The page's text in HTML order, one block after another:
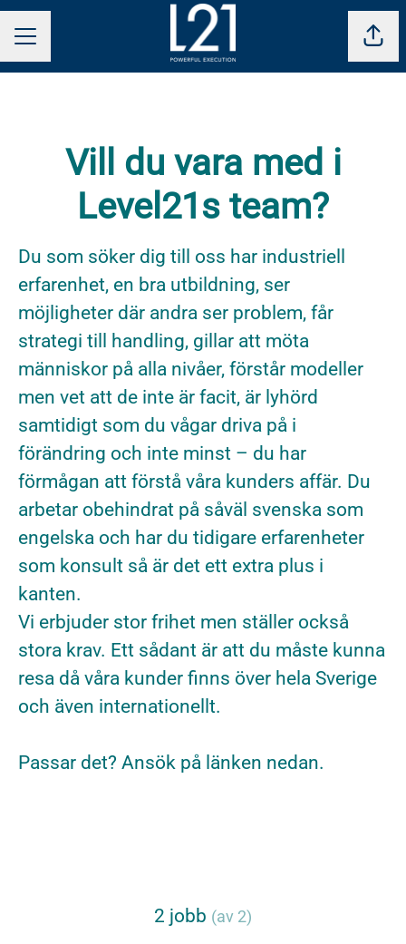
KARRIÄRMENY Dela
Vill du vara med i
Level21s team?
Du som söker dig till oss har industriell
erfarenhet, en bra utbildning, ser
möjligheter där andra ser problem, får
strategi till handling, gillar att möta
människor på alla nivåer, förstår modeller
men vet att de inte är facit, är lyhörd
samtidigt som du vågar driva på i
förändring och inte minst – du har
förmågan att förstå våra kunders affär. Du
arbetar obehindrat på såväl svenska som
engelska och har du tidigare erfarenheter
som konsult så är det ett extra plus i
kanten.
Vi erbjuder stor frihet men ställer också
stora krav. Ett sådant är att du måste kunna
resa då våra kunder finns över hela Sverige
och även internationellt.
Passar det? Ansök på länken nedan.
2 jobb (av 2)